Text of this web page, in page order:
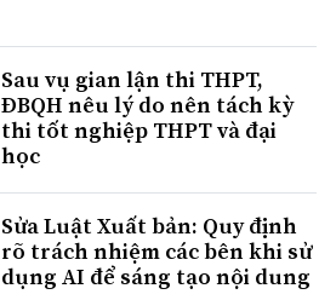
Sau vụ gian lận thi THPT,
ĐBQH nêu lý do nên tách kỳ
thi tốt nghiệp THPT và đại
học
Sửa Luật Xuất bản: Quy định
rõ trách nhiệm các bên khi sử
dụng AI để sáng tạo nội dung